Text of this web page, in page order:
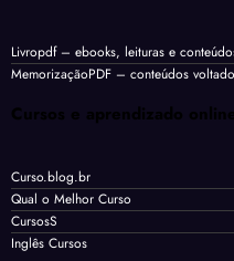
Livropdf– ebooks, leituras e
MemorizaçãoPDF – conteúdos
Cursos e aprendizado
Curso.blog.br
Qual o Melhor Curso
CursosS
Inglês Cursos